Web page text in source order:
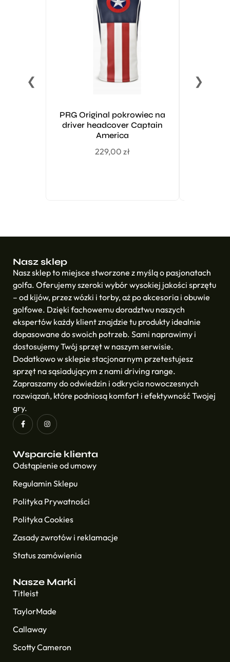
❮
PRG Original pokrowiec na
driver headcover Captain
America
229,00 zł
❯
Nasz sklep
Nasz sklep to miejsce stworzone z myślą o pasjonatach
golfa. Oferujemy szeroki wybór wysokiej jakości sprzętu
– od kijów, przez wózki i torby, aż po akcesoria i obuwie
golfowe. Dzięki fachowemu doradztwu naszych
ekspertów każdy klient znajdzie tu produkty idealnie
dopasowane do swoich potrzeb. Sami naprawimy i
dostosujemy Twój sprzęt w naszym serwisie.
Dodatkowo w sklepie stacjonarnym przetestujesz
sprzęt na sąsiadującym z nami driving range.
Zapraszamy do odwiedzin i odkrycia nowoczesnych
rozwiązań, które podniosą komfort i efektywność Twojej
gry.
Wsparcie klienta
Odstąpienie od umowy
Regulamin Sklepu
Polityka Prywatności
Polityka Cookies
Zasady zwrotów i reklamacje
Status zamówienia
Nasze Marki
Titleist
TaylorMade
Callaway
Scotty Cameron